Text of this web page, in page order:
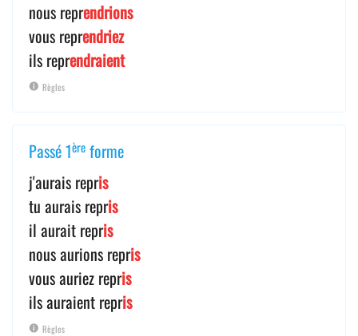
nous reprendrions
vous reprendriez
ils reprendraient
Règles
Passé 1ère forme
j'aurais repris
tu aurais repris
il aurait repris
nous aurions repris
vous auriez repris
ils auraient repris
Règles